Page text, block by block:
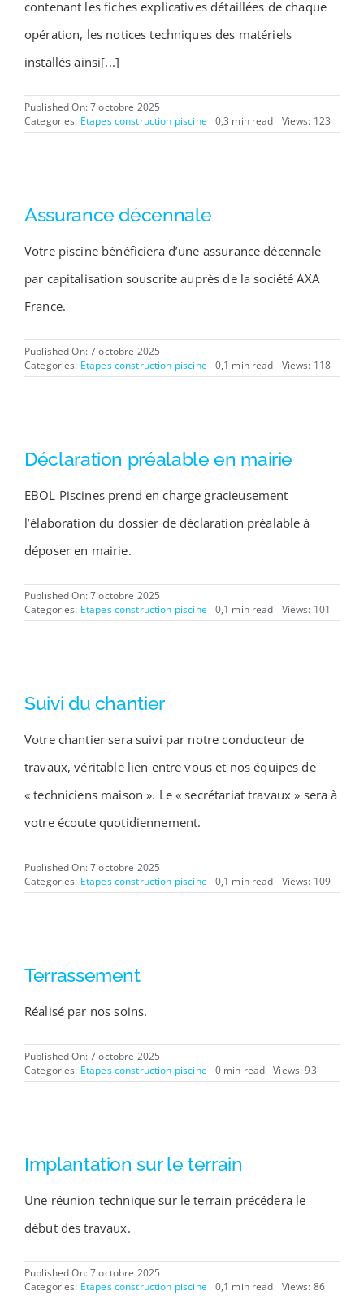
contenant les fiches explicatives détaillées de chaque
opération, les notices techniques des matériels
installés ainsi[...]
Published On: 7 octobre 2025
Categories: Etapes construction piscine 0,3 min read Views: 123
Assurance décennale
Votre piscine bénéficiera d’une assurance décennale
par capitalisation souscrite auprès de la société AXA
France.
Published On: 7 octobre 2025
Categories: Etapes construction piscine 0,1 min read Views: 118
Déclaration préalable en mairie
EBOL Piscines prend en charge gracieusement
l’élaboration du dossier de déclaration préalable à
déposer en mairie.
Published On: 7 octobre 2025
Categories: Etapes construction piscine 0,1 min read Views: 101
Suivi du chantier
Votre chantier sera suivi par notre conducteur de
travaux, véritable lien entre vous et nos équipes de
« techniciens maison ». Le « secrétariat travaux » sera à
votre écoute quotidiennement.
Published On: 7 octobre 2025
Categories: Etapes construction piscine 0,1 min read Views: 109
Terrassement
Réalisé par nos soins.
Published On: 7 octobre 2025
Categories: Etapes construction piscine 0 min read Views: 93
Implantation sur le terrain
Une réunion technique sur le terrain précédera le
début des travaux.
Published On: 7 octobre 2025
Categories: Etapes construction piscine 0,1 min read Views: 86